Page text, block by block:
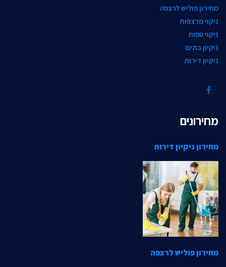
מחירון פוליש לרצפה
ניקוי מרצפות
ניקוי ספות
ניקיון בתים
ניקיון דירות
מחירונים
מחירון ניקיון דירות
מחירון פוליש לרצפה